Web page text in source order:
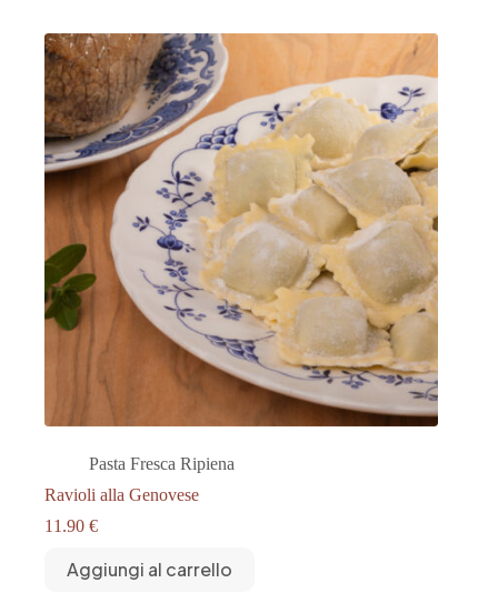
Pasta Fresca Ripiena
Ravioli alla Genovese
11.90 €
Aggiungi al carrello